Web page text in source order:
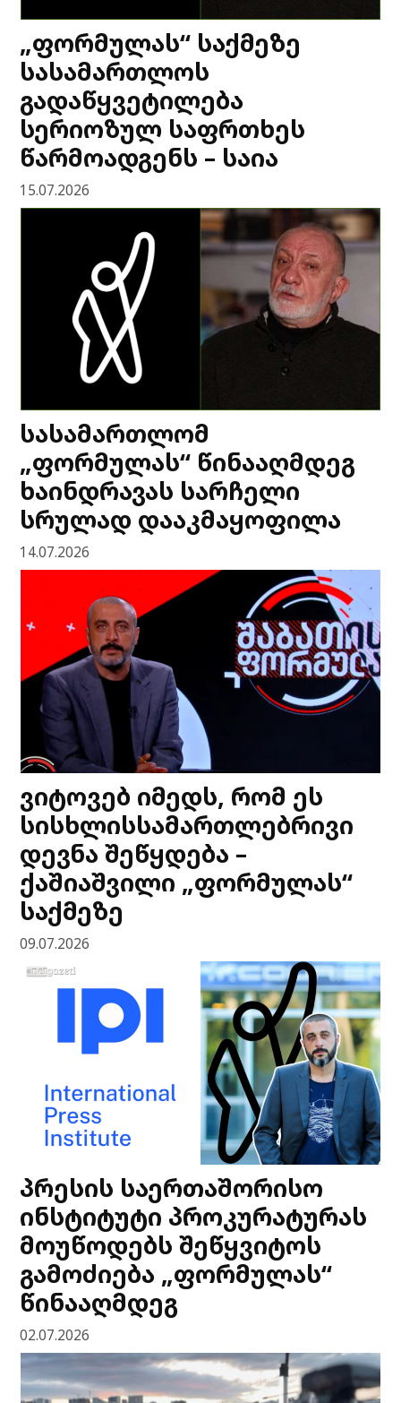
„ფორმულას“ საქმეზე
სასამართლოს
გადაწყვეტილება
სერიოზულ საფრთხეს
წარმოადგენს – საია
15.07.2026
სასამართლომ
„ფორმულას“ წინააღმდეგ
ხაინდრავას სარჩელი
სრულად დააკმაყოფილა
14.07.2026
ვიტოვებ იმედს, რომ ეს
სისხლისსამართლებრივი
დევნა შეწყდება –
ქაშიაშვილი „ფორმულას“
საქმეზე
09.07.2026
პრესის საერთაშორისო
ინსტიტუტი პროკურატურას
მოუწოდებს შეწყვიტოს
გამოძიება „ფორმულას“
წინააღმდეგ
02.07.2026